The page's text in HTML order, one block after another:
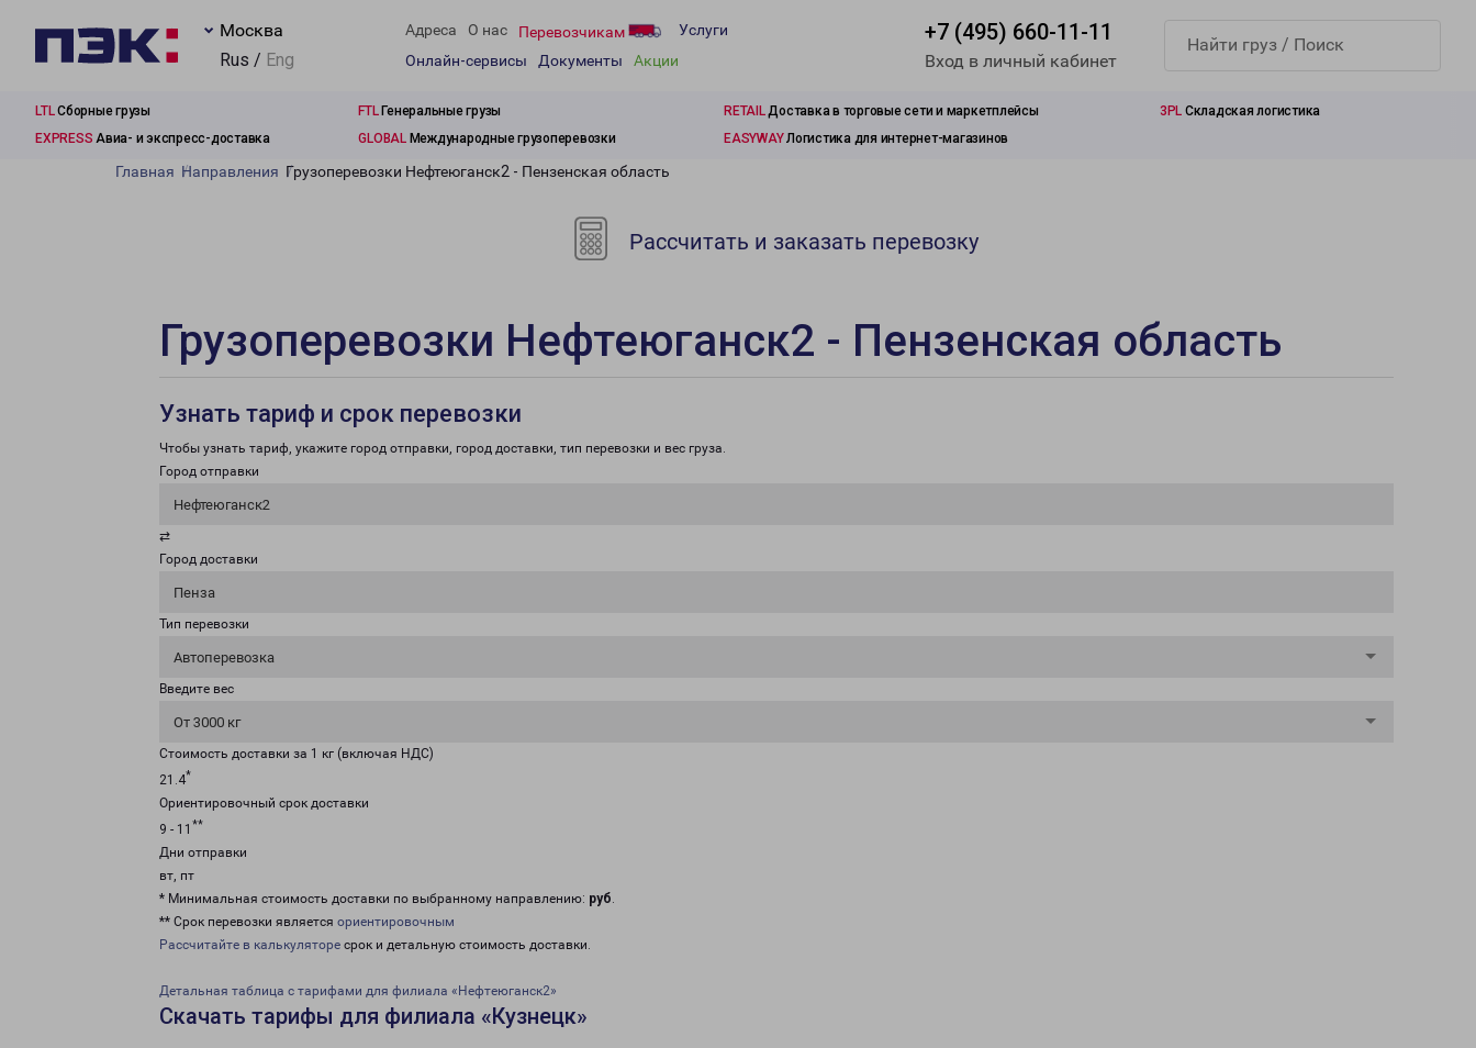
Москва
Rus / Eng
Адреса О нас Перевозчикам
Услуги
Онлайн-сервисы
Документы Акции
+7 (495) 660-11-11
Вход в личный кабинет
LTLСборные грузы FTLГенеральные грузы RETAILДоставка в торговые сети и маркетплейсы 3PL Складская логистика
EXPRESS Авиа- и экспресс-доставка GLOBALМеждународные грузоперевозки EASYWAYЛогистика для интернет-магазинов
Главная Направления Грузоперевозки Нефтеюганск2 - Пензенская область
Рассчитать и заказать перевозку
Грузоперевозки Нефтеюганск2 - Пензенская область
Узнать тариф и срок перевозки
Чтобы узнать тариф, укажите город отправки, город доставки, тип перевозки и вес груза.
Город отправки
Нефтеюганск2
⇄
Город доставки
Пенза
Тип перевозки
Автоперевозка
Введите вес
От 3000 кг
Стоимость доставки за 1 кг (включая НДС)
21.4*
Ориентировочный срок доставки
9 - 11 **
Дни отправки
вт, пт
* Минимальная стоимость доставки по выбранному направлению: руб.
** Срок перевозки является ориентировочным
Рассчитайте в калькуляторе срок и детальную стоимость доставки.
Детальная таблица с тарифами для филиала «Нефтеюганск2»
Скачать тарифы для филиала «Кузнецк»